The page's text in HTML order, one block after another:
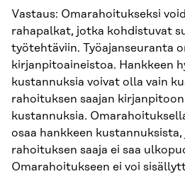
Vastaus: Omarahoitukseksi
rahapalkat, jotka kohdistuvat
työtehtäviin. Työajanseuranta
kirjanpitoaineistoa. Hankkeen
kustannuksia voivat olla vain
rahoituksen saajan
kustannuksia.
osaa hankkeen
rahoituksen saaja ei saa
Omarahoitukseen ei voi